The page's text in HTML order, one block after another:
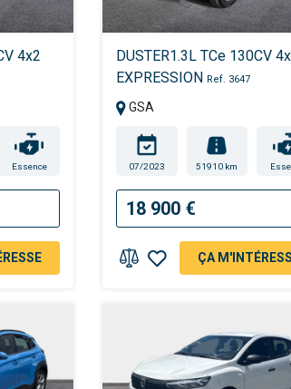
4x2
Essence
DUSTER1.3L TCe 130CV
EXPRESSION Ref. 3647
GSA
07/2023 51910 km
18 900 €
ÇA